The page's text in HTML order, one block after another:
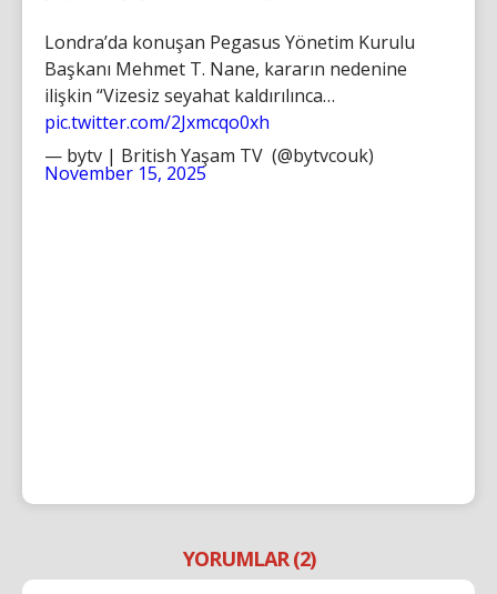
Londra’da konuşan Pegasus Yönetim Kurulu
Başkanı Mehmet T. Nane, kararın nedenine
ilişkin “Vizesiz seyahat kaldırılınca…
pic.twitter.com/2Jxmcqo0xh
— bytv | British Yaşam TV (@bytvcouk)
November 15, 2025
YORUMLAR (2)